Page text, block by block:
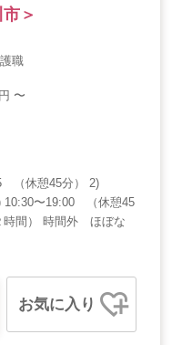
＞
職
円 〜
（休憩45分） 2)
10:30〜19:00 （休憩45
時間） 時間外 ほぼな
お気に入り